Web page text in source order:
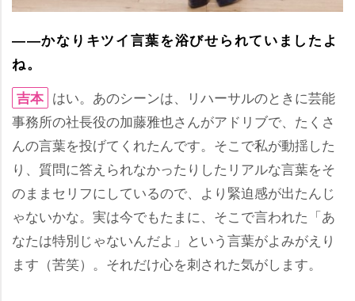
――かなりキツイ言葉を浴びせられていましたよ
ね。
吉本 はい。あのシーンは、リハーサルのときに芸能
事務所の社長役の加藤雅也さんがアドリブで、たくさ
んの言葉を投げてくれたんです。そこで私が動揺した
り、質問に答えられなかったりしたリアルな言葉をそ
のままセリフにしているので、より緊迫感が出たんじ
ゃないかな。実は今でもたまに、そこで言われた「あ
なたは特別じゃないんだよ」という言葉がよみがえり
ます（苦笑）。それだけ心を刺された気がします。